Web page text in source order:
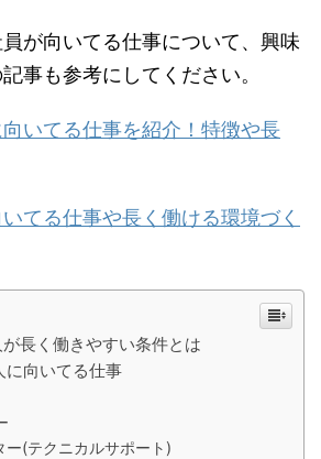
が向いてる仕事について、興味
事も参考にしてください。
いてる仕事を紹介！特徴や長
てる仕事や長く働ける環境づく
長く働きやすい条件とは
に向いてる仕事
ー(テクニカルサポート)